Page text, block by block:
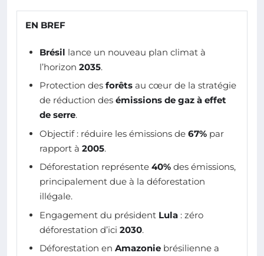
EN BREF
Brésil lance un nouveau plan climat à
l’horizon 2035.
Protection des forêts au cœur de la stratégie
de réduction des émissions de gaz à effet
de serre.
Objectif : réduire les émissions de 67% par
rapport à 2005.
Déforestation représente 40% des émissions,
principalement due à la déforestation
illégale.
Engagement du président Lula : zéro
déforestation d’ici 2030.
Déforestation en Amazonie brésilienne a